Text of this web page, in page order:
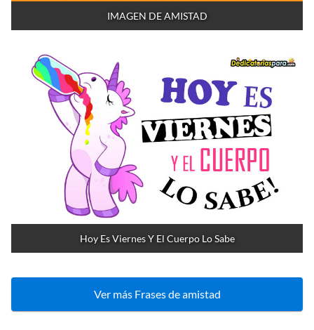
IMAGEN DE AMISTAD
Hoy Es Viernes Y El Cuerpo Lo Sabe
Ver más Frases de amistad